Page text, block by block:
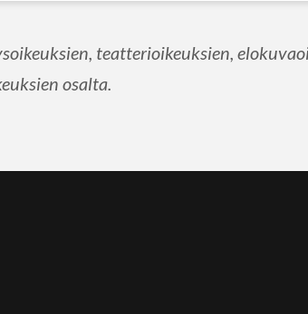
teatterioikeuksien,
osalta.